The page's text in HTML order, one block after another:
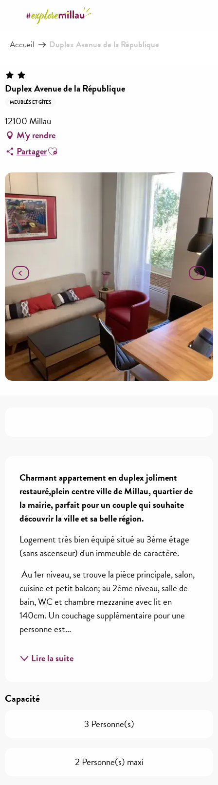
principal
Accueil Duplex Avenue de la République
Duplex Avenue de la République
MEUBLÉS ET GÎTES
12100 Millau
M'y rendre
PartagerAjouter aux favoris
Charmant appartement en duplex joliment
restauré,plein centre ville de Millau, quartier de
la mairie, parfait pour un couple qui souhaite
découvrir la ville et sa belle région.
Logement très bien équipé situé au 3ème étage
(sans ascenseur) d'un immeuble de caractère.
cuisine et petit balcon; au 2ème niveau, salle de
bain, WC et chambre mezzanine avec lit en
140cm. Un couchage supplémentaire pour une
personne est...
Lire la suite
Capacité
3 Personne(s)
2 Personne(s) maxi